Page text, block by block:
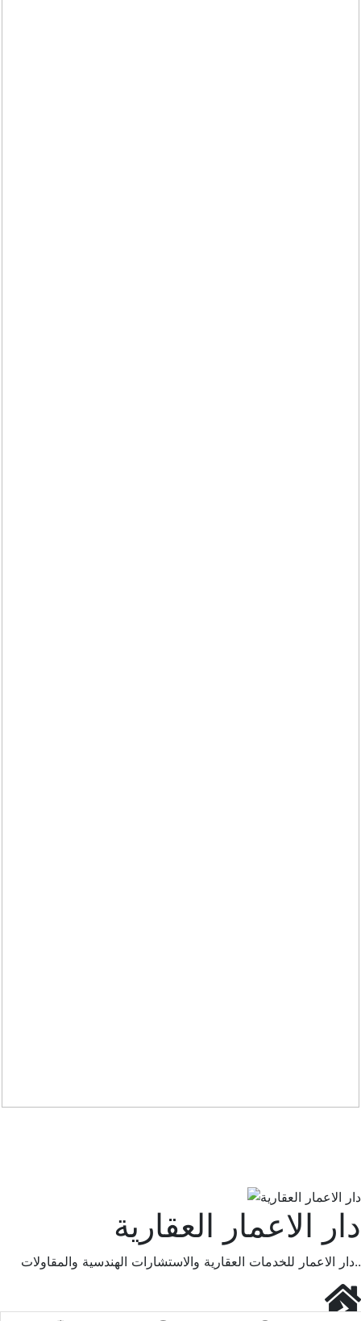
دار الاعمار العقارية
دار الاعمار للخدمات العقارية والاستشارات الهندسية والمقاولات..